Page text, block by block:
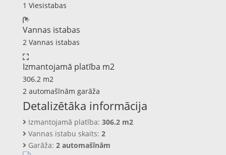
1 Viesistabas
Vannas istabas
2 Vannas istabas
Izmantojamā platība m2
306.2 m2
2 automašīnām garāža
Detalizētāka informācija
Izmantojamā platība: 306.2 m2
Vannas istabu skaits: 2
Garāža: 2 automašīnām